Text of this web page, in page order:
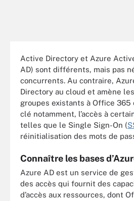
Active Directory et Azure
AD) sont différents, mais pas
concurrents. Au contraire,
Directory au cloud et amène
groupes existants à Office 365
clé notamment, l’accès à
telles que le Single Sign-On (
réinitialisation des mots de
Connaître les bases
Azure AD est un service de
des accès qui fournit des
d’accès aux ressources, dont